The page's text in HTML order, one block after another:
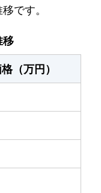
です。
移
（万円）